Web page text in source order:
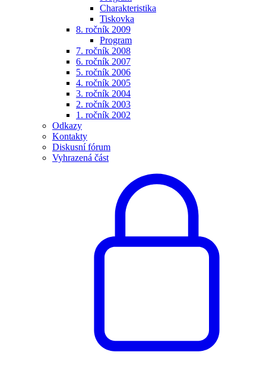
Charakteristika
Tiskovka
8. ročník 2009
Program
7. ročník 2008
6. ročník 2007
5. ročník 2006
4. ročník 2005
3. ročník 2004
2. ročník 2003
1. ročník 2002
Odkazy
Kontakty
Diskusní fórum
Vyhrazená část